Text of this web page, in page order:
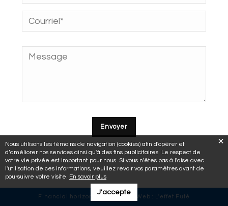
Financial horizons © 2018 | Site Web : L'effet Futé
Nous utilisons les témoins de navigation (cookies) afin d'opérer et
d’améliorer nos services ainsi qu'à des fins publicitaires. Le respect de
votre vie privée est important pour nous. Si vous n'êtes pas à l'aise avec
l'utilisation de ces informations, veuillez revoir vos paramètres avant de
poursuivre votre visite. En savoir plus
J'accepte